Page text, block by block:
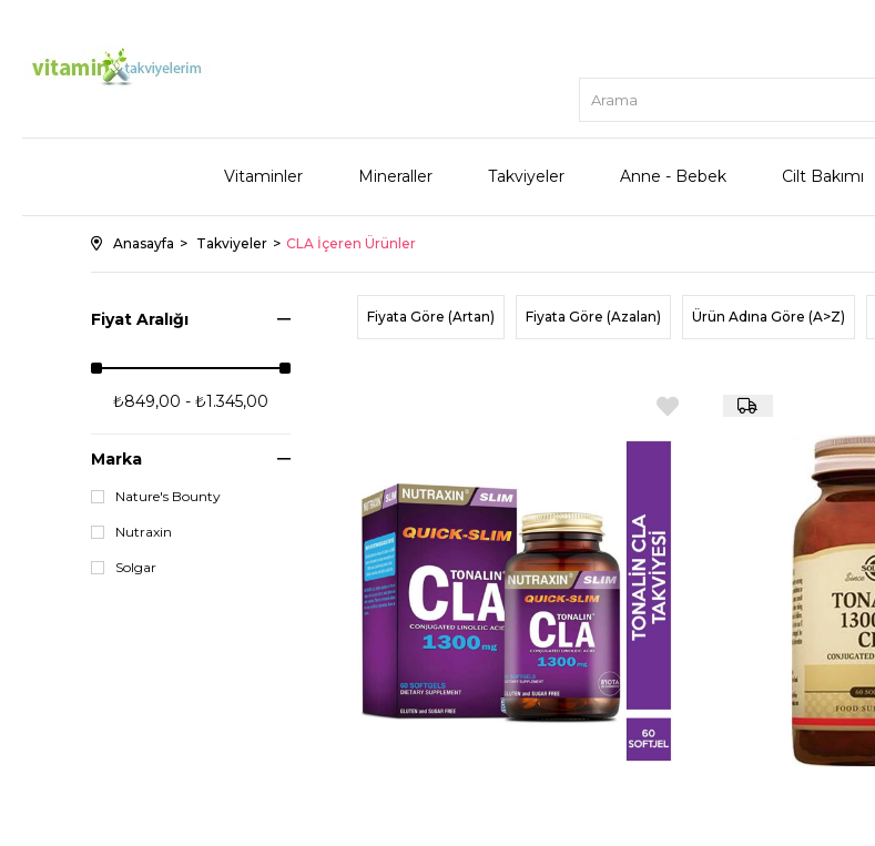
Vitaminler Mineraller Takviyeler Anne - Bebek Cilt Bakımı
Anasayfa Takviyeler CLA İçeren Ürünler
Fiyat Aralığı
₺849,00 - ₺1.345,00
Marka
Nature's Bounty
Nutraxin
Solgar
Fiyata Göre (Artan) Fiyata Göre (Azalan) Ürün Adına Göre (A>Z)